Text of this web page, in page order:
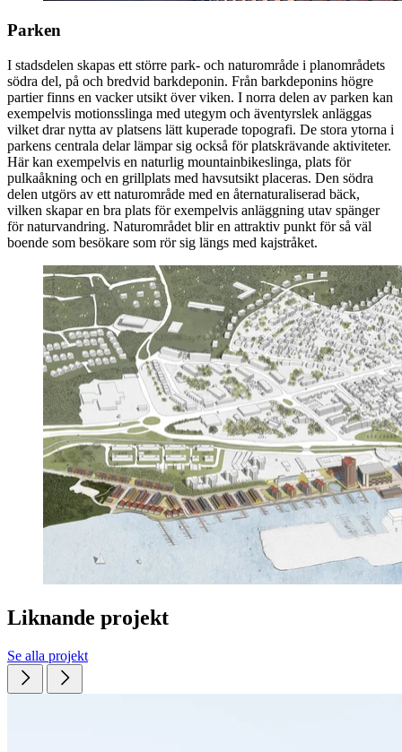
Parken
I stadsdelen skapas ett större park- och naturområde i planområdets
södra del, på och bredvid barkdeponin. Från barkdeponins högre
partier finns en vacker utsikt över viken. I norra delen av parken kan
exempelvis motionsslinga med utegym och äventyrslek anläggas
vilket drar nytta av platsens lätt kuperade topografi. De stora ytorna i
parkens centrala delar lämpar sig också för platskrävande aktiviteter.
Här kan exempelvis en naturlig mountainbikeslinga, plats för
pulkaåkning och en grillplats med havsutsikt placeras. Den södra
delen utgörs av ett naturområde med en åternaturaliserad bäck,
vilken skapar en bra plats för exempelvis anläggning utav spänger
för naturvandring. Naturområdet blir en attraktiv punkt för så väl
boende som besökare som rör sig längs med kajstråket.
Liknande projekt
Se alla projekt